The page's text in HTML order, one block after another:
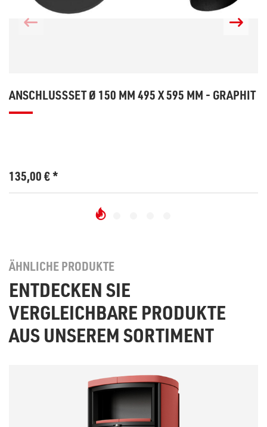
ANSCHLUSSSET Ø 150 MM 495 X 595 MM - GRAPHIT
135,00€*
ÄHNLICHE PRODUKTE
ENTDECKEN SIE
VERGLEICHBARE PRODUKTE
AUS UNSEREM SORTIMENT